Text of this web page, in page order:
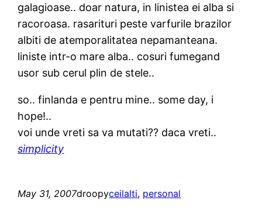
galagioase.. doar natura, in linistea ei alba si
racoroasa. rasarituri peste varfurile brazilor
albiti de atemporalitatea nepamanteana.
liniste intr-o mare alba.. cosuri fumegand
usor sub cerul plin de stele..
so.. finlanda e pentru mine.. some day, i
hope!..
voi unde vreti sa va mutati?? daca vreti..
simplicity
May 31, 2007droopyceilalti, personal